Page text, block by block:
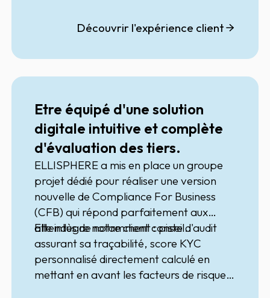
développement commercial à l’échelle
Découvrir l'expérience client
Etre équipé d'une solution
digitale intuitive et complète
d'évaluation des tiers.
ELLISPHERE a mis en place un groupe
projet dédié pour réaliser une version
nouvelle deCompliance For Business
(CFB) qui répond parfaitement aux
attendus de notre client conseil.
Elle intègre notamment : piste d'audit
assurant sa traçabilité, score KYC
personnalisé directement calculé en
mettant en avant les facteurs de risque